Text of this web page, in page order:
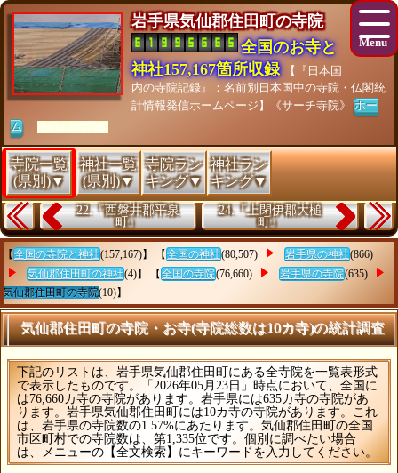
岩手県気仙郡住田町の寺院
全国のお寺と
神社157,167箇所収録
【『日本国
内の寺院記録』：名前別日本国中の寺院・仏閣統
計情報発信ホームページ】《サーチ寺院》ホー
ム
[As of 26/07/28]
寺院一覧
(県別)▼
神社一覧
(県別)▼
寺院ラン
キング▼
神社ラン
キング▼
22.『西磐井郡平泉
町』
24.『上閉伊郡大槌
町』
【 全国の寺院と神社(157,167)】 【 全国の神社(80,507) 岩手県の神社(866)
気仙郡住田町の神社(4)】 【 全国の寺院(76,660) 岩手県の寺院(635)
気仙郡住田町の寺院(10)】
気仙郡住田町の寺院・お寺(寺院総数は10カ寺)の統計調査
下記のリストは、岩手県気仙郡住田町にある全寺院を一覧表形式
で表示したものです。「2026年05月23日」時点において、全国に
は76,660カ寺の寺院があります。岩手県には635カ寺の寺院があ
ります。岩手県気仙郡住田町には10カ寺の寺院があります。これ
は、岩手県の寺院数の1.57%にあたります。気仙郡住田町の全国
市区町村での寺院数は、第1,335位です。個別に調べたい場合
は、メニューの【全文検索】にキーワードを入力してください。